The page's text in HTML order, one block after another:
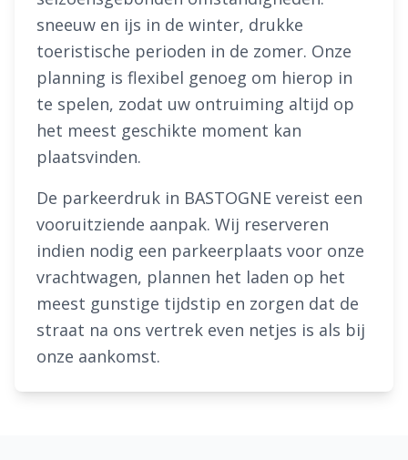
sneeuw en ijs in de winter, drukke
toeristische perioden in de zomer. Onze
planning is flexibel genoeg om hierop in
te spelen, zodat uw ontruiming altijd op
het meest geschikte moment kan
plaatsvinden.
De parkeerdruk in BASTOGNE vereist een
vooruitziende aanpak. Wij reserveren
indien nodig een parkeerplaats voor onze
vrachtwagen, plannen het laden op het
meest gunstige tijdstip en zorgen dat de
straat na ons vertrek even netjes is als bij
onze aankomst.